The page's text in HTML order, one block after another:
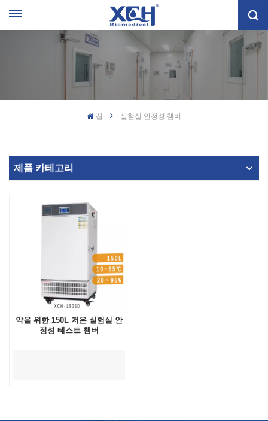
집 실험실 안정성 챔버
제품 카테고리
약을 위한 150L 저온 실험실 안
정성 테스트 챔버